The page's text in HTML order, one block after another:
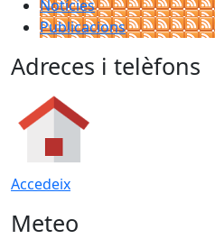
Notícies
Publicacions
Adreces i telèfons
Accedeix
Meteo